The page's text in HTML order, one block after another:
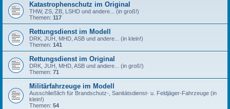
Katastrophenschutz im Original
THW, ZS, ZB, LSHD und andere... (in groß!)
Themen: 117
Rettungsdienst im Modell
DRK, JUH, MHD, ASB und andere... (in klein!)
Themen: 141
Rettungsdienst im Original
DRK, JUH, MHD, ASB und andere... (in groß!)
Themen: 71
Militärfahrzeuge im Modell
Ausschließlich für Brandschutz-, Sanitätsdienst- u. Feldjäger-Fahrzeuge (in
klein!)
Themen: 54